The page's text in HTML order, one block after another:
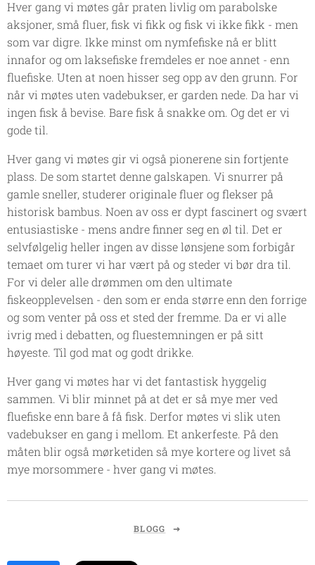
Hver gang vi møtes går praten livlig om parabolske
aksjoner, små fluer, fisk vi fikk og fisk vi ikke fikk - men
som var digre. Ikke minst om nymfefiske nå er blitt
innafor og om laksefiske fremdeles er noe annet - enn
fluefiske. Uten at noen hisser seg opp av den grunn. For
når vi møtes uten vadebukser, er garden nede. Da har vi
ingen fisk å bevise. Bare fisk å snakke om. Og det er vi
gode til.
Hver gang vi møtes gir vi også pionerene sin fortjente
plass. De som startet denne galskapen. Vi snurrer på
gamle sneller, studerer originale fluer og flekser på
historisk bambus. Noen av oss er dypt fascinert og svært
entusiastiske - mens andre finner seg en øl til. Det er
selvfølgelig heller ingen av disse lønsjene som forbigår
temaet om turer vi har vært på og steder vi bør dra til.
For vi deler alle drømmen om den ultimate
fiskeopplevelsen - den som er enda større enn den forrige
og som venter på oss et sted der fremme. Da er vi alle
ivrig med i debatten, og fluestemningen er på sitt
høyeste. Til god mat og godt drikke.
Hver gang vi møtes har vi det fantastisk hyggelig
sammen. Vi blir minnet på at det er så mye mer ved
fluefiske enn bare å få fisk. Derfor møtes vi slik uten
vadebukser en gang i mellom. Et ankerfeste. På den
måten blir også mørketiden så mye kortere og livet så
mye morsommere - hver gang vi møtes.
BLOGG